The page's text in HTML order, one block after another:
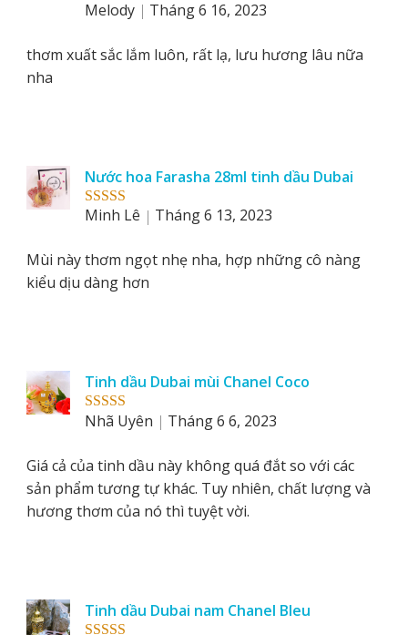
Rated5out
Melody Tháng 6 16, 2023
thơm xuất sắc lắm luôn, rất lạ, lưu hương lâu nữa
nha
Rated 5out
Nước hoa Farasha 28ml tinh dầu Dubai
Minh Lê
Tháng 6 13, 2023
Mùi này thơm ngọt nhẹ nha, hợp những cô nàng
kiểu dịu dàng hơn
Rated5out
Tinh dầu Dubai mùi Chanel Coco
Nhã Uyên
Tháng 6 6, 2023
Giá cả của tinh dầu này không quá đắt so với các
sản phẩm tương tự khác. Tuy nhiên, chất lượng và
hương thơm của nó thì tuyệt vời.
Tinh dầu Dubai nam Chanel Bleu